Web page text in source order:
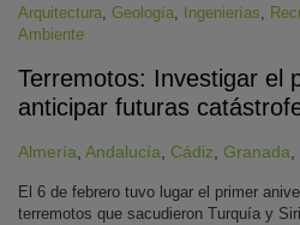
Arquitectura, Geología, Ingenierías,
Ambiente
Terremotos: Investigar el
anticipar futuras
Almería Andalucía Cádiz Granada
El 6 de febrero tuvo lugar el primer
terremotos que sacudieron Turquía y